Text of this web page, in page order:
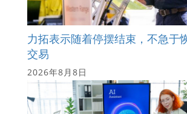
力拓表示随着停摆结束，不急于
交易
2026年8月8日